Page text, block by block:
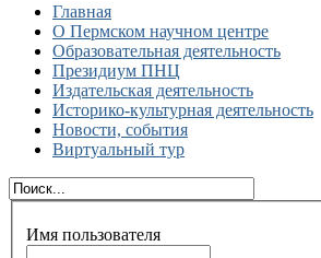
Главная
О Пермском научном центре
Образовательная деятельность
Президиум ПНЦ
Издательская деятельность
Историко-культурная деятельность
Новости, события
Виртуальный тур
Имя пользователя